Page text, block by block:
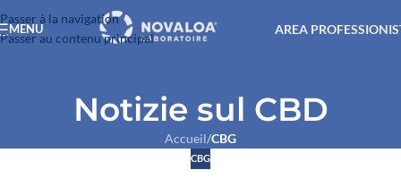
Passer à la navigation
Passer au contenu principal
MENU AREA
Notizie sul CBD
Accueil/CBG
CBG